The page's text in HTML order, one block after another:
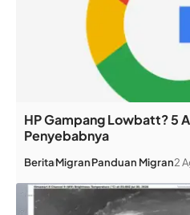
HP Gampang Lowbatt? 5
Penyebabnya
BeritaMigranPanduan Migran2